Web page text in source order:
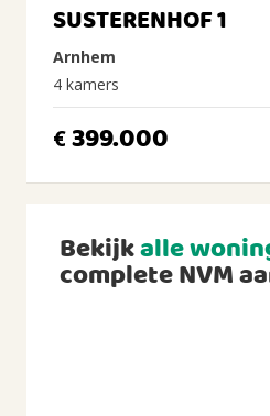
SUSTERENHOF 1
Arnhem
4 kamers
€399.000
Bekijkalle
complete NVM